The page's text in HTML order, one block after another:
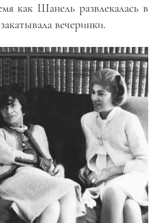
как Шанель развлекалась в
вечеринки.